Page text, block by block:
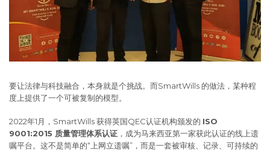
要让法律与科技融合，本身就是个挑战。而SmartWills 的做法，某种程
度上提供了一个可被复制的模型。
2022年1月，SmartWills 获得英国QEC认证机构颁发的 ISO
9001:2015 质量管理体系认证 ，成为马来西亚第一家获此认证的线上遗
嘱平台。这不是简单的“上网立遗嘱”，而是一套被审核、记录、可持续的